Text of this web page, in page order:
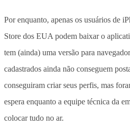
Por enquanto, apenas os usuários de
Store dos EUA podem baixar o
tem (ainda) uma versão para
cadastrados ainda não conseguem
conseguiram criar seus perfis, mas
espera enquanto a equipe técnica da
colocar tudo no ar.